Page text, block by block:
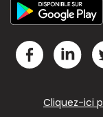
Cliquez-ici